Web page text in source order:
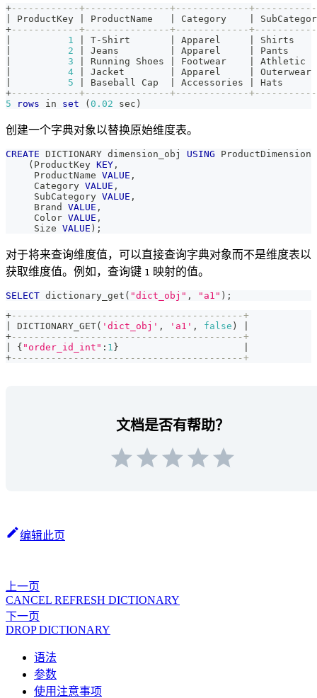
+------------+---------------+-------------
ProductKey ProductName Category
+------------+---------------+-------------
1 T- Shirt Apparel
2 Jeans Apparel
3 Running Shoes Footwear
4 Jacket Apparel
5 Baseball Cap Accessories
+------------+---------------+-------------
5
rows in set ( 0.02 sec )
创建一个字典对象以替换原始维度表。
CREATE DICTIONARY dimension_obj USING ProductDimension
( ProductKey KEY ,
     ProductName
VALUE ,
     Category
VALUE ,
     SubCategory
VALUE ,
     Brand
VALUE ,
     Color
VALUE ,
     Size
VALUE ) ;
对于将来查询维度值，可以直接查询字典对象而不是维度表以
获取维度值。例如，查询键 1 映射的值。
SELECT dictionary_get ( "dict_obj" , "a1" ) ;
+-----------------------------------------+
DICTIONARY_GET( 'dict_obj' , 'a1' , false )
+-----------------------------------------+
{ "order_id_int" : 1 }
+-----------------------------------------+
文档是否有帮助？
编辑此页
上一页
CANCEL REFRESH DICTIONARY
下一页
DROP DICTIONARY
语法
参数
使用注意事项